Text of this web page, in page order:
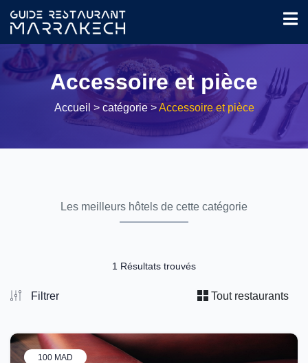
Accessoire et pièce
Accueil > catégorie >Accessoire et pièce
Les meilleurs hôtels de cette catégorie
1 Résultats trouvés
Filtrer Tout restaurants
100 MAD